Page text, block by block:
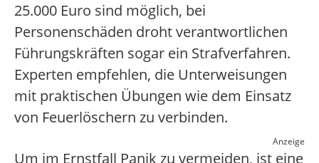
25.000 Euro sind möglich, bei
Personenschäden droht verantwortlichen
Führungskräften sogar ein Strafverfahren.
Experten empfehlen, die Unterweisungen
mit praktischen Übungen wie dem Einsatz
von Feuerlöschern zu verbinden.
Anzeige
Um im Ernstfall Panik zu vermeiden, ist eine